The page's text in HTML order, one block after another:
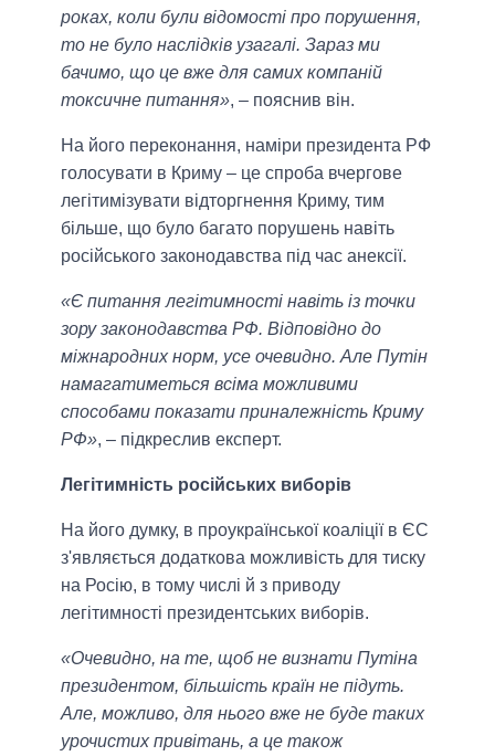
роках, коли були відомості про порушення,
то не було наслідків узагалі. Зараз ми
бачимо, що це вже для самих компаній
токсичне питання», – пояснив він.
На його переконання, наміри президента РФ
голосувати в Криму – це спроба вчергове
легітимізувати відторгнення Криму, тим
більше, що було багато порушень навіть
російського законодавства під час анексії.
«Є питання легітимності навіть із точки
зору законодавства РФ. Відповідно до
міжнародних норм, усе очевидно. Але Путін
намагатиметься всіма можливими
способами показати приналежність Криму
РФ», – підкреслив експерт.
Легітимність російських виборів
На його думку, в проукраїнської коаліції в ЄС
з'являється додаткова можливість для тиску
на Росію, в тому числі й з приводу
легітимності президентських виборів.
«Очевидно, на те, щоб не визнати Путіна
президентом, більшість країн не підуть.
Але, можливо, для нього вже не буде таких
урочистих привітань, а це також